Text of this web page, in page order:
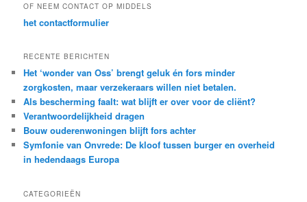
OF NEEM CONTACT OP MIDDELS
het contactformulier
RECENTE BERICHTEN
Het ‘wonder van Oss’ brengt geluk én fors minder
zorgkosten, maar verzekeraars willen niet betalen.
Als bescherming faalt: wat blijft er over voor de cliënt?
Verantwoordelijkheid dragen
Bouw ouderenwoningen blijft fors achter
Symfonie van Onvrede: De kloof tussen burger en overheid
in hedendaags Europa
CATEGORIEËN